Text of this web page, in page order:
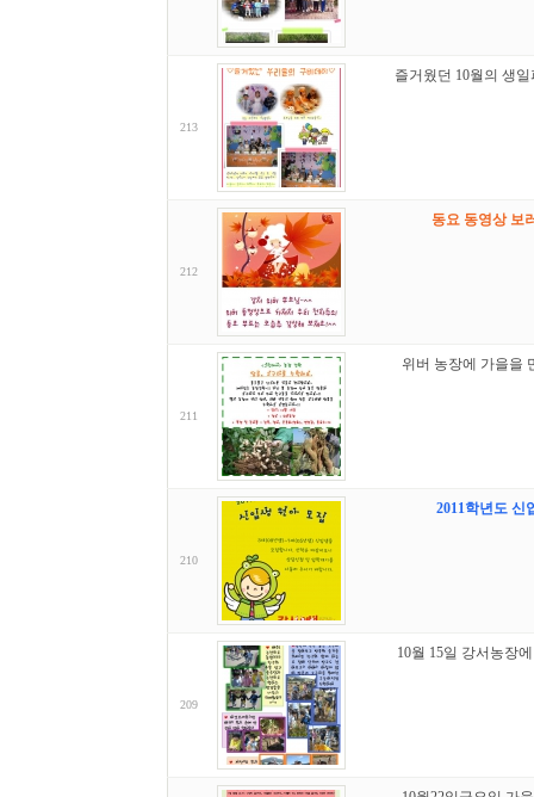
213
즐거웠던 10월의 생
212
동요 동영상 보
211
위버 농장에 가을을
210
2011학년도 신
209
10월 15일 강서농장